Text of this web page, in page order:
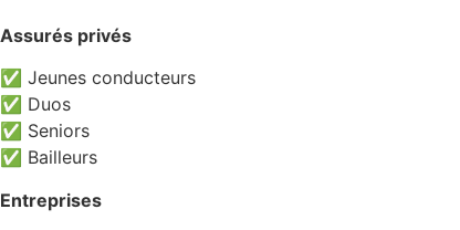
Assurés privés
✅ Jeunes conducteurs
✅ Duos
✅ Seniors
✅ Bailleurs
Entreprises